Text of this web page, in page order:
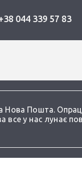
Нова Пошта.
у нас лунає
044 339 57 83